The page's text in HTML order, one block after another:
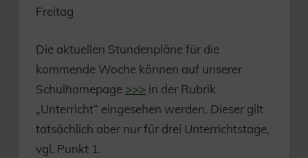
Freitag
Die aktuellen Stundenpläne für die
kommende Woche können auf unserer
Schulhomepage >>> in der Rubrik
„Unterricht“ eingesehen werden. Dieser gilt
tatsächlich aber nur für drei Unterrichtstage,
vgl. Punkt 1.